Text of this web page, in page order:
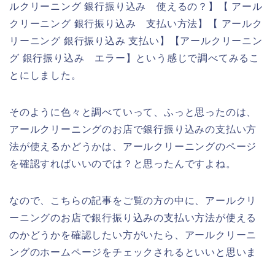
ルクリーニング 銀行振り込み 使えるの？】【 アール
クリーニング 銀行振り込み 支払い方法】【 アールク
リーニング 銀行振り込み 支払い】【アールクリーニン
グ 銀行振り込み エラー】という感じで調べてみるこ
とにしました。
そのように色々と調べていって、ふっと思ったのは、
アールクリーニングのお店で銀行振り込みの支払い方
法が使えるかどうかは、アールクリーニングのページ
を確認すればいいのでは？と思ったんですよね。
なので、こちらの記事をご覧の方の中に、アールクリ
ーニングのお店で銀行振り込みの支払い方法が使える
のかどうかを確認したい方がいたら、アールクリーニ
ングのホームページをチェックされるといいと思いま